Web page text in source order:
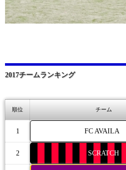
2017チームランキング
順位 チーム
1 FC AVAILA
2 SCRATCH